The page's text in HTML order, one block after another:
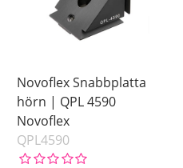
Novoflex Snabbplatta
hörn | QPL 4590
Novoflex
QPL4590